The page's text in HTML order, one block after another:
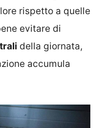
rispetto a quelle
evitare di
della giornata,
accumula